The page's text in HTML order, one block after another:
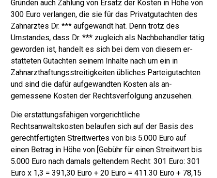
Gründen auch Zahlung von Ersatz der Kosten in Höhe von
300 Euro verlangen, die sie für das Privatgutachten des
Zahnarztes Dr. *** aufgewandt hat. Denn trotz des
Umstandes, dass Dr. *** zugleich als Nachbehandler tätig
geworden ist, handelt es sich bei dem von diesem er­
statteten Gutachten seinem Inhalte nach um ein in
Zahnarzthaftungsstreitigkei­ten übliches Parteigutachten
und sind die dafür aufgewandten Kosten als an­
gemessene Kosten der Rechtsverfolgung anzusehen.
Die erstattungsfähigen vorgerichtliche
Rechtsanwaltskosten belaufen sich auf der Basis des
gerechtfertigten Streitwertes von bis 5.000 Euro auf
einen Betrag in Höhe von [Gebühr für einen Streitwert bis
5.000 Euro nach damals geltendem Recht: 301 Euro: 301
Euro x 1,3 = 391,30 Euro + 20 Euro = 411.30 Euro + 78,15